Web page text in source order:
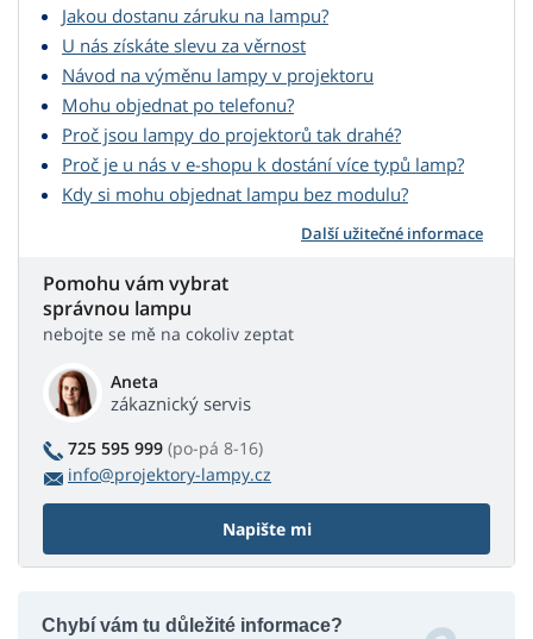
Jakou dostanu záruku na lampu?
U nás získáte slevu za věrnost
Návod na výměnu lampy v projektoru
Mohu objednat po telefonu?
Proč jsou lampy do projektorů tak drahé?
Proč je u nás v e-shopu k dostání více typů lamp?
Kdy si mohu objednat lampu bez modulu?
Další užitečné informace
Pomohu vám vybrat
správnou lampu
nebojte se mě na cokoliv zeptat
Aneta
zákaznický servis
725 595 999 (po-pá 8-16)
info@projektory-lampy.cz
Napište mi
Chybí vám tu důležité informace?